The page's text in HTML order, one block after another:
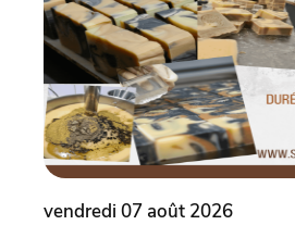
vendredi 07 août 2026